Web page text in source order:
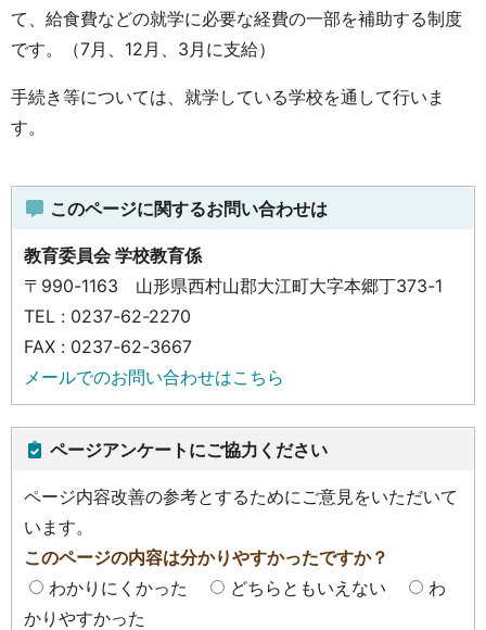
て、給食費などの就学に必要な経費の一部を補助する制度
です。（7月、12月、3月に支給）
手続き等については、就学している学校を通して行いま
す。
このページに関するお問い合わせは
教育委員会 学校教育係
〒990-1163 山形県西村山郡大江町大字本郷丁373-1
TEL : 0237-62-2270
FAX : 0237-62-3667
メールでのお問い合わせはこちら
ページアンケートにご協力ください
ページ内容改善の参考とするためにご意見をいただいて
います。
このページの内容は分かりやすかったですか？
わかりにくかった
どちらともいえない
わ
かりやすかった